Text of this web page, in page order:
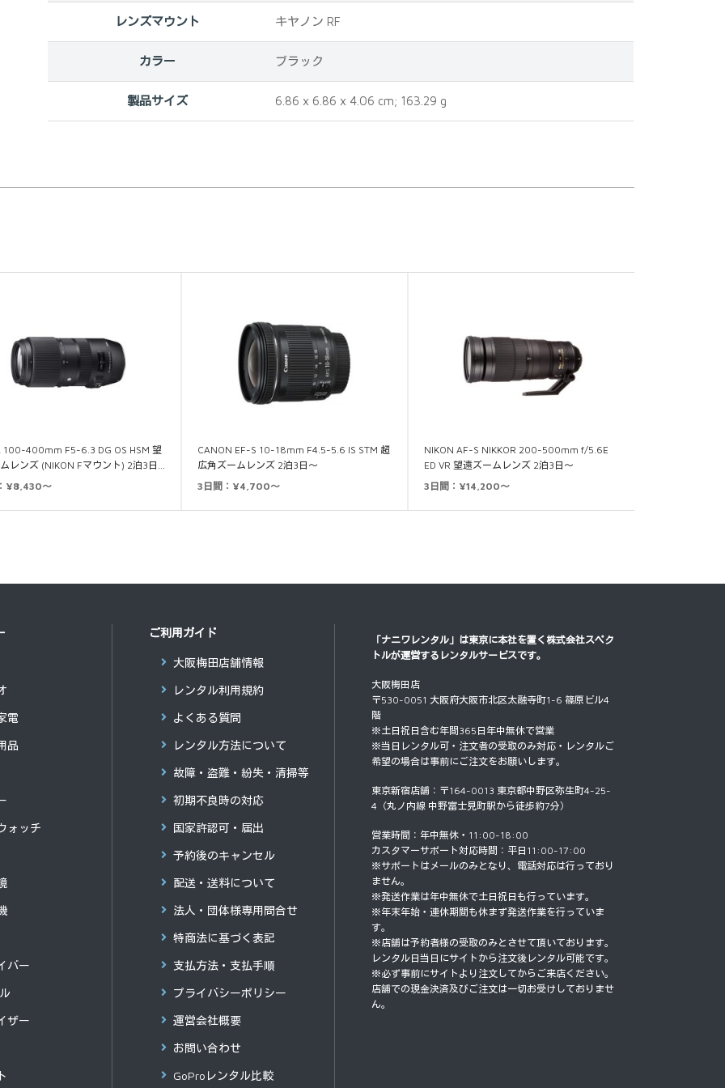
レンズマウント ‎キヤノン RF
カラー ‎ブラック
製品サイズ ‎6.86 x 6.86 x 4.06 cm; 163.29 g
100-400mm F5-6.3 DG OS HSM 望
レンズ (NIKON Fマウント) 2泊3日…
¥8,430～
CANON EF-S 10-18mm F4.5-5.6 IS STM 超
広角ズームレンズ 2泊3日～
3日間：¥4,700～
NIKON AF-S NIKKOR 200-500mm f/5.6E
ED VR 望遠ズームレンズ 2泊3日～
3日間：¥14,200～
電
品
ォッチ
バー
ザー
ご利用ガイド
大阪梅田店舗情報
レンタル利用規約
よくある質問
レンタル方法について
故障・盗難・紛失・清掃等
初期不良時の対応
国家許認可・届出
予約後のキャンセル
配送・送料について
法人・団体様専用問合せ
特商法に基づく表記
支払方法・支払手順
プライバシーポリシー
運営会社概要
お問い合わせ
GoProレンタル比較
「ナニワレンタル」は東京に本社を置く 株式会社スペク
トルが運営するレンタルサービスです。
大阪梅田店
〒530-0051 大阪府大阪市北区太融寺町1-6 篠原ビル4
階
※土日祝日含む年間365日年中無休で営業
※当日レンタル可・注文者の受取のみ対応・レンタルご
希望の場合は事前にご注文をお願いします。
東京新宿店舗：〒164-0013 東京都中野区弥生町4-25-
4（丸ノ内線 中野富士見町駅から徒歩約7分）
営業時間：年中無休・11:00-18:00
カスタマーサポート対応時間：平日11:00-17:00
※サポートはメールのみとなり、電話対応は行っており
ません。
※発送作業は年中無休で土日祝日も行っています。
※年末年始・連休期間も休まず発送作業を行っていま
す。
※店舗は予約者様の受取のみとさせて頂いております。
レンタル日当日にサイトから注文後レンタル可能です。
※必ず事前にサイトより注文してからご来店ください。
店舗での現金決済及びご注文は一切お受けしておりませ
ん。